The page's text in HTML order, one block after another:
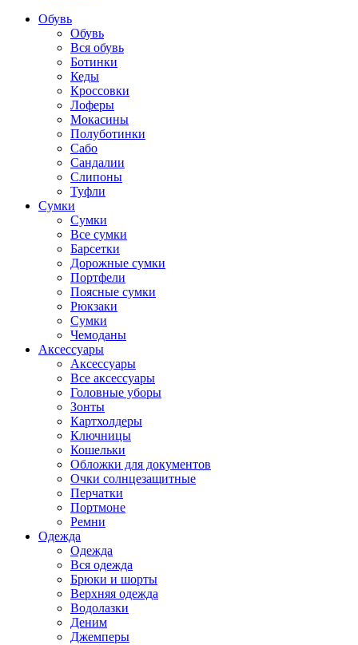
Обувь
Обувь
Вся обувь
Ботинки
Кеды
Кроссовки
Лоферы
Мокасины
Полуботинки
Сабо
Сандалии
Слипоны
Туфли
Сумки
Сумки
Все сумки
Барсетки
Дорожные сумки
Портфели
Поясные сумки
Рюкзаки
Сумки
Чемоданы
Аксессуары
Аксессуары
Все аксессуары
Головные уборы
Зонты
Картхолдеры
Ключницы
Кошельки
Обложки для документов
Очки солнцезащитные
Перчатки
Портмоне
Ремни
Одежда
Одежда
Вся одежда
Брюки и шорты
Верхняя одежда
Водолазки
Деним
Джемперы